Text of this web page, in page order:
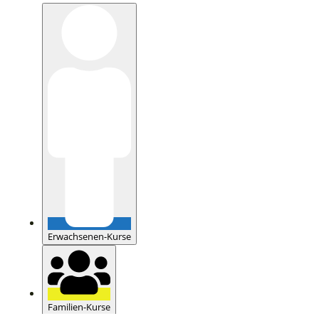
Erwachsenen-Kurse
Familien-Kurse